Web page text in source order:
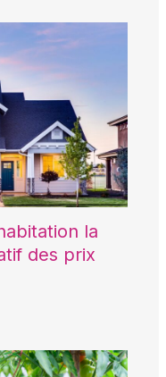
la
des prix